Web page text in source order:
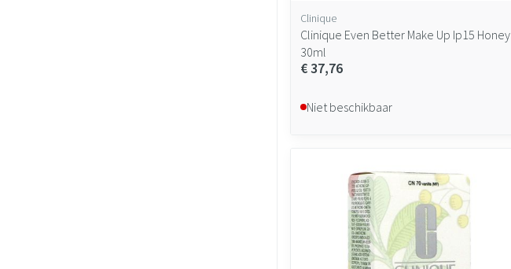
Clinique
Clinique Even Better Make Up Ip15 Honey
30ml
€ 37,76
Niet beschikbaar